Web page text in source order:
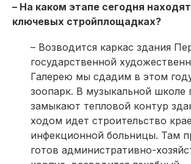
– На каком этапе сегодня
ключевых стройплощадках?
– Возводится каркас здания
государственной
Галерею мы сдадим в этом
зоопарк. В музыкальной школе
замыкают тепловой контур
ходом идет строительство
инфекционной больницы. Там
готов административно-